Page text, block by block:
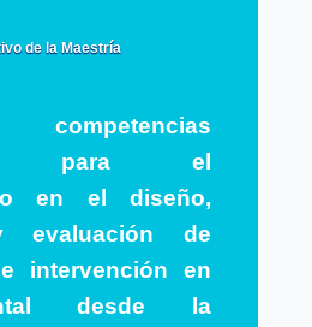
de la Maestría
competencias
para el
en el diseño,
evaluación de
intervención en
desde la